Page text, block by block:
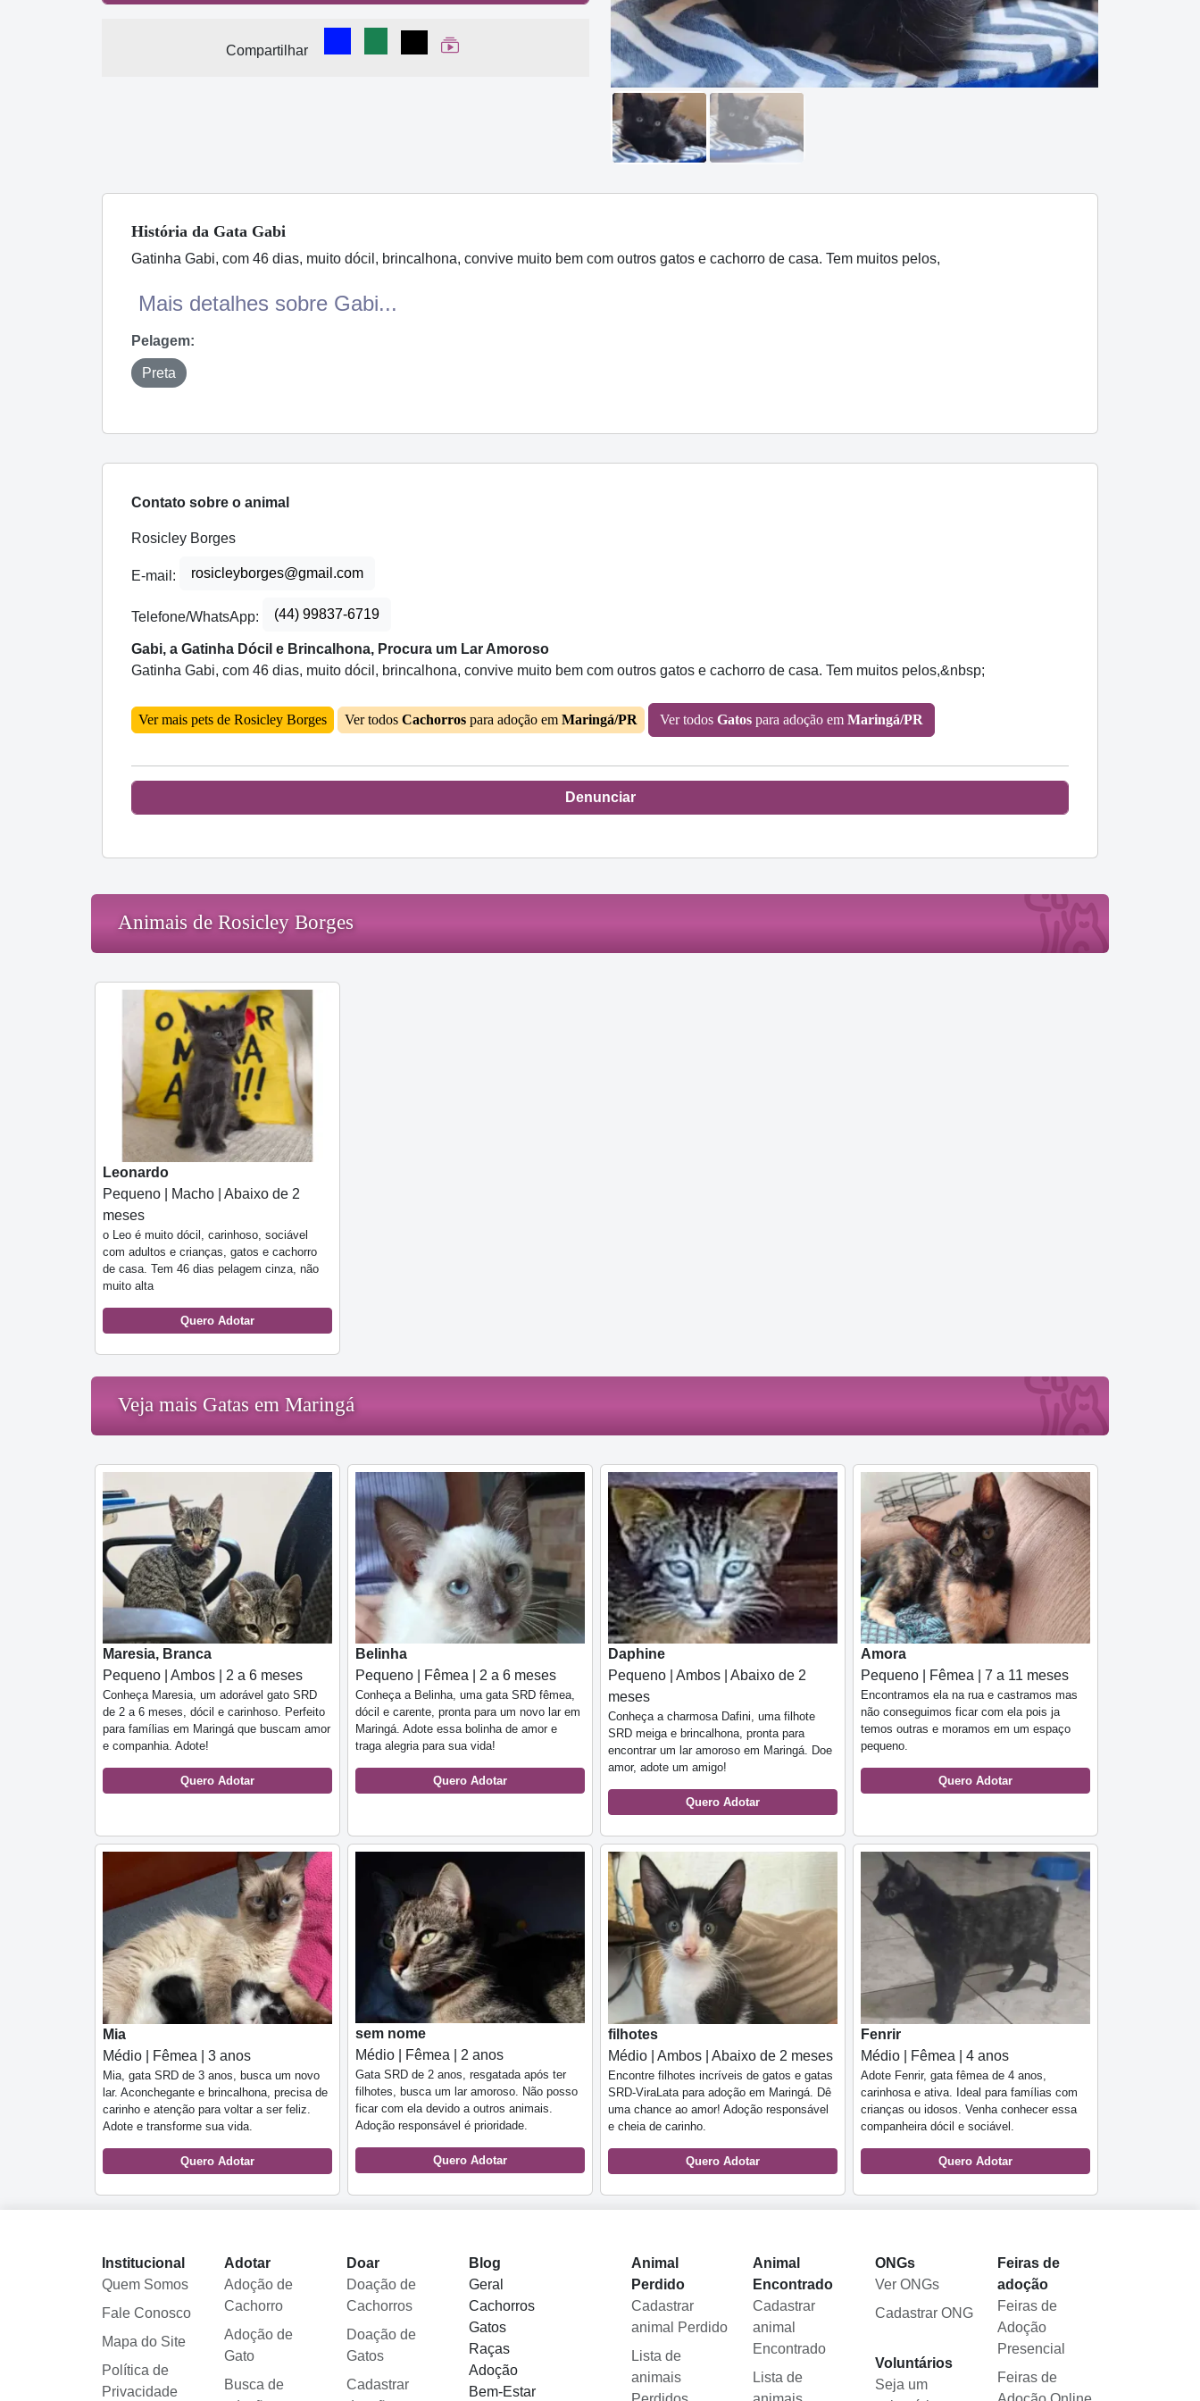
Compartilhar
Compartilhar no Facebook
Compartilhar no WhatsApp
Compartilhar
Ver Web Story
História da Gata Gabi
Gatinha Gabi, com 46 dias, muito dócil, brincalhona, convive muito bem com outros gatos e cachorro de casa. Tem muitos pelos,
Mais detalhes sobre Gabi...
Pelagem:
Preta
Contato sobre o animal
Rosicley Borges
E-mail: rosicleyborges@gmail.com
Telefone/WhatsApp: (44) 99837-6719
Gabi, a Gatinha Dócil e Brincalhona, Procura um Lar Amoroso
Gatinha Gabi, com 46 dias, muito dócil, brincalhona, convive muito bem com outros gatos e cachorro de casa. Tem muitos pelos,&nbsp;
Ver mais pets de Rosicley Borges Ver todos Cachorros para adoção em Maringá/PR Ver todos Gatos para adoção em Maringá/PR
Denunciar
Animais de Rosicley Borges
Leonardo
Pequeno | Macho | Abaixo de 2
meses
o Leo é muito dócil, carinhoso, sociável
com adultos e crianças, gatos e cachorro
de casa. Tem 46 dias pelagem cinza, não
muito alta
Quero Adotar
Veja mais Gatas em Maringá
Maresia, Branca
Pequeno | Ambos | 2 a 6 meses
Conheça Maresia, um adorável gato SRD
de 2 a 6 meses, dócil e carinhoso. Perfeito
para famílias em Maringá que buscam amor
e companhia. Adote!
Quero Adotar
Belinha
Pequeno | Fêmea | 2 a 6 meses
Conheça a Belinha, uma gata SRD fêmea,
dócil e carente, pronta para um novo lar em
Maringá. Adote essa bolinha de amor e
traga alegria para sua vida!
Quero Adotar
Daphine
Pequeno | Ambos | Abaixo de 2
meses
Conheça a charmosa Dafini, uma filhote
SRD meiga e brincalhona, pronta para
encontrar um lar amoroso em Maringá. Doe
amor, adote um amigo!
Quero Adotar
Amora
Pequeno | Fêmea | 7 a 11 meses
Encontramos ela na rua e castramos mas
não conseguimos ficar com ela pois ja
temos outras e moramos em um espaço
pequeno.
Quero Adotar
Mia
Médio | Fêmea | 3 anos
Mia, gata SRD de 3 anos, busca um novo
lar. Aconchegante e brincalhona, precisa de
carinho e atenção para voltar a ser feliz.
Adote e transforme sua vida.
Quero Adotar
sem nome
Médio | Fêmea | 2 anos
Gata SRD de 2 anos, resgatada após ter
filhotes, busca um lar amoroso. Não posso
ficar com ela devido a outros animais.
Adoção responsável é prioridade.
Quero Adotar
filhotes
Médio | Ambos | Abaixo de 2 meses
Encontre filhotes incríveis de gatos e gatas
SRD-ViraLata para adoção em Maringá. Dê
uma chance ao amor! Adoção responsável
e cheia de carinho.
Quero Adotar
Fenrir
Médio | Fêmea | 4 anos
Adote Fenrir, gata fêmea de 4 anos,
carinhosa e ativa. Ideal para famílias com
crianças ou idosos. Venha conhecer essa
companheira dócil e sociável.
Quero Adotar
Institucional
Quem Somos
Fale Conosco
Mapa do Site
Política de
Privacidade
Adotar
Adoção de
Cachorro
Adoção de
Gato
Busca de
Doar
Doação de
Cachorros
Doação de
Gatos
Cadastrar
Blog
Geral
Cachorros
Gatos
Raças
Adoção
Bem-Estar
Animal
Perdido
Cadastrar
animal Perdido
Lista de
animais
Animal
Encontrado
Cadastrar
animal
Encontrado
Lista de
ONGs
Ver ONGs
Cadastrar ONG
Voluntários
Seja um
Feiras de
adoção
Feiras de
Adoção
Presencial
Feiras de